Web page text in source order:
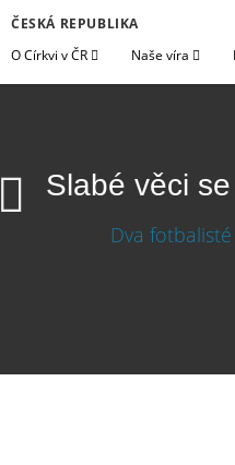
ČESKÁ REPUBLIKA
O Církvi v ČR
Naše víra
Slabé věci